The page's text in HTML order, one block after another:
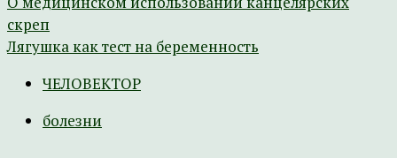
скреп
Лягушка как тест на беременность
ЧЕЛОВЕКТОР
болезни